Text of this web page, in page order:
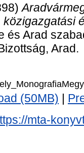
és Arad
Arad.
(50MB)
mta-